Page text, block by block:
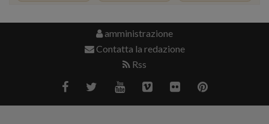
amministrazione
Contatta la redazione
Rss